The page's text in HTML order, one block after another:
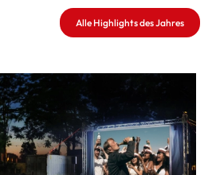
Alle Highlights des Jahres